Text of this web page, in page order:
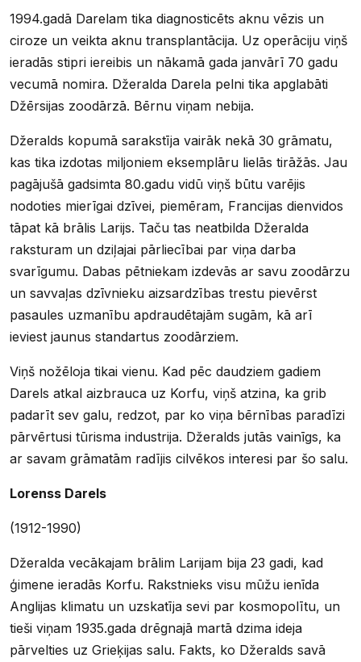
1994.gadā Darelam tika diagnosticēts aknu vēzis un
ciroze un veikta aknu transplantācija. Uz operāciju viņš
ieradās stipri iereibis un nākamā gada janvārī 70 gadu
vecumā nomira. Džeralda Darela pelni tika apglabāti
Džērsijas zoodārzā. Bērnu viņam nebija.
Džeralds kopumā sarakstīja vairāk nekā 30 grāmatu,
kas tika izdotas miljoniem eksemplāru lielās tirāžās. Jau
pagājušā gadsimta 80.gadu vidū viņš būtu varējis
nodoties mierīgai dzīvei, piemēram, Francijas dienvidos
tāpat kā brālis Larijs. Taču tas neatbilda Džeralda
raksturam un dziļajai pārliecībai par viņa darba
svarīgumu. Dabas pētniekam izdevās ar savu zoodārzu
un savvaļas dzīvnieku aizsardzības trestu pievērst
pasaules uzmanību apdraudētajām sugām, kā arī
ieviest jaunus standartus zoodārziem.
Viņš nožēloja tikai vienu. Kad pēc daudziem gadiem
Darels atkal aizbrauca uz Korfu, viņš atzina, ka grib
padarīt sev galu, redzot, par ko viņa bērnības paradīzi
pārvērtusi tūrisma industrija. Džeralds jutās vainīgs, ka
ar savam grāmatām radījis cilvēkos interesi par šo salu.
Lorenss Darels
(1912-1990)
Džeralda vecākajam brālim Larijam bija 23 gadi, kad
ģimene ieradās Korfu. Rakstnieks visu mūžu ienīda
Anglijas klimatu un uzskatīja sevi par kosmopolītu, un
tieši viņam 1935.gada drēgnajā martā dzima ideja
pārvelties uz Grieķijas salu. Fakts, ko Džeralds savā